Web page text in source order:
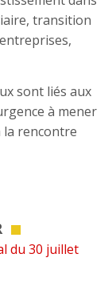
transition
sont liés aux
à mener
la rencontre
du 30 juillet